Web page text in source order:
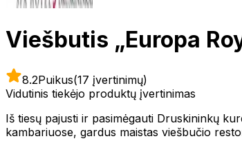
Viešbutis „Europa
8.2Puikus(17 įvertinimų)
Vidutinis tiekėjo produktų įvertinimas
Iš tiesų pajusti ir pasimėgauti Druskininkų
kambariuose, gardus maistas viešbučio